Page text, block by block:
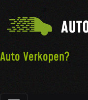
Auto Verkopen?